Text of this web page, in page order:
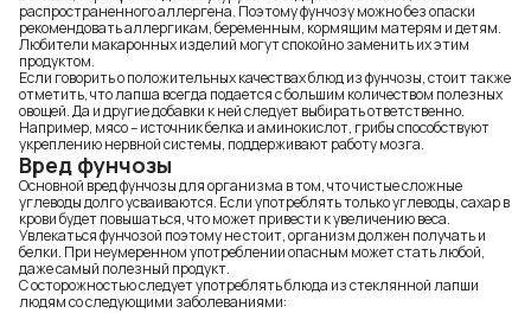
распространенного аллергена. Поэтому фунчозу можно без опаски
рекомендовать аллергикам, беременным, кормящим матерям и детям.
Любители макаронных изделий могут спокойно заменить их этим
продуктом.
Если говорить о положительных качествах блюд из фунчозы, стоит также
отметить, что лапша всегда подается с большим количеством полезных
овощей. Да и другие добавки к ней следует выбирать ответственно.
Например, мясо – источник белка и аминокислот, грибы способствуют
укреплению нервной системы, поддерживают работу мозга.
Вред фунчозы
Основной вред фунчозы для организма в том, что чистые сложные
углеводы долго усваиваются. Если употреблять только углеводы, сахар в
крови будет повышаться, что может привести к увеличению веса.
Увлекаться фунчозой поэтому не стоит, организм должен получать и
белки. При неумеренном употреблении опасным может стать любой,
даже самый полезный продукт.
С осторожностью следует употреблять блюда из стеклянной лапши
людям со следующими заболеваниями: